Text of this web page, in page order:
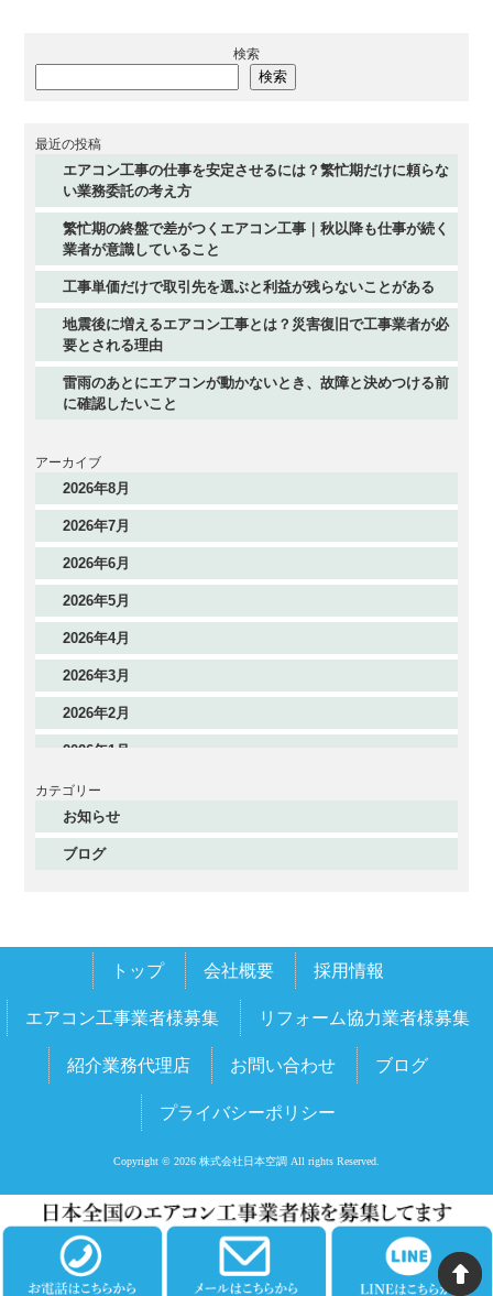
検索
検索
最近の投稿
エアコン工事の仕事を安定させるには？繁忙期だけに頼らな
い業務委託の考え方
繁忙期の終盤で差がつくエアコン工事｜秋以降も仕事が続く
業者が意識していること
工事単価だけで取引先を選ぶと利益が残らないことがある
地震後に増えるエアコン工事とは？災害復旧で工事業者が必
要とされる理由
雷雨のあとにエアコンが動かないとき、故障と決めつける前
に確認したいこと
アーカイブ
2026年8月
2026年7月
2026年6月
2026年5月
2026年4月
2026年3月
2026年2月
2026年1月
2025年12月
2025年11月
2025年10月
2025年7月
2025年6月
2025年2月
2025年1月
2024年12月
2024年11月
カテゴリー
お知らせ
ブログ
トップ 会社概要 採用情報
エアコン工事業者様募集 リフォーム協力業者様募集
紹介業務代理店 お問い合わせ ブログ
プライバシーポリシー
Copyright © 2026 株式会社日本空調 All rights Reserved.